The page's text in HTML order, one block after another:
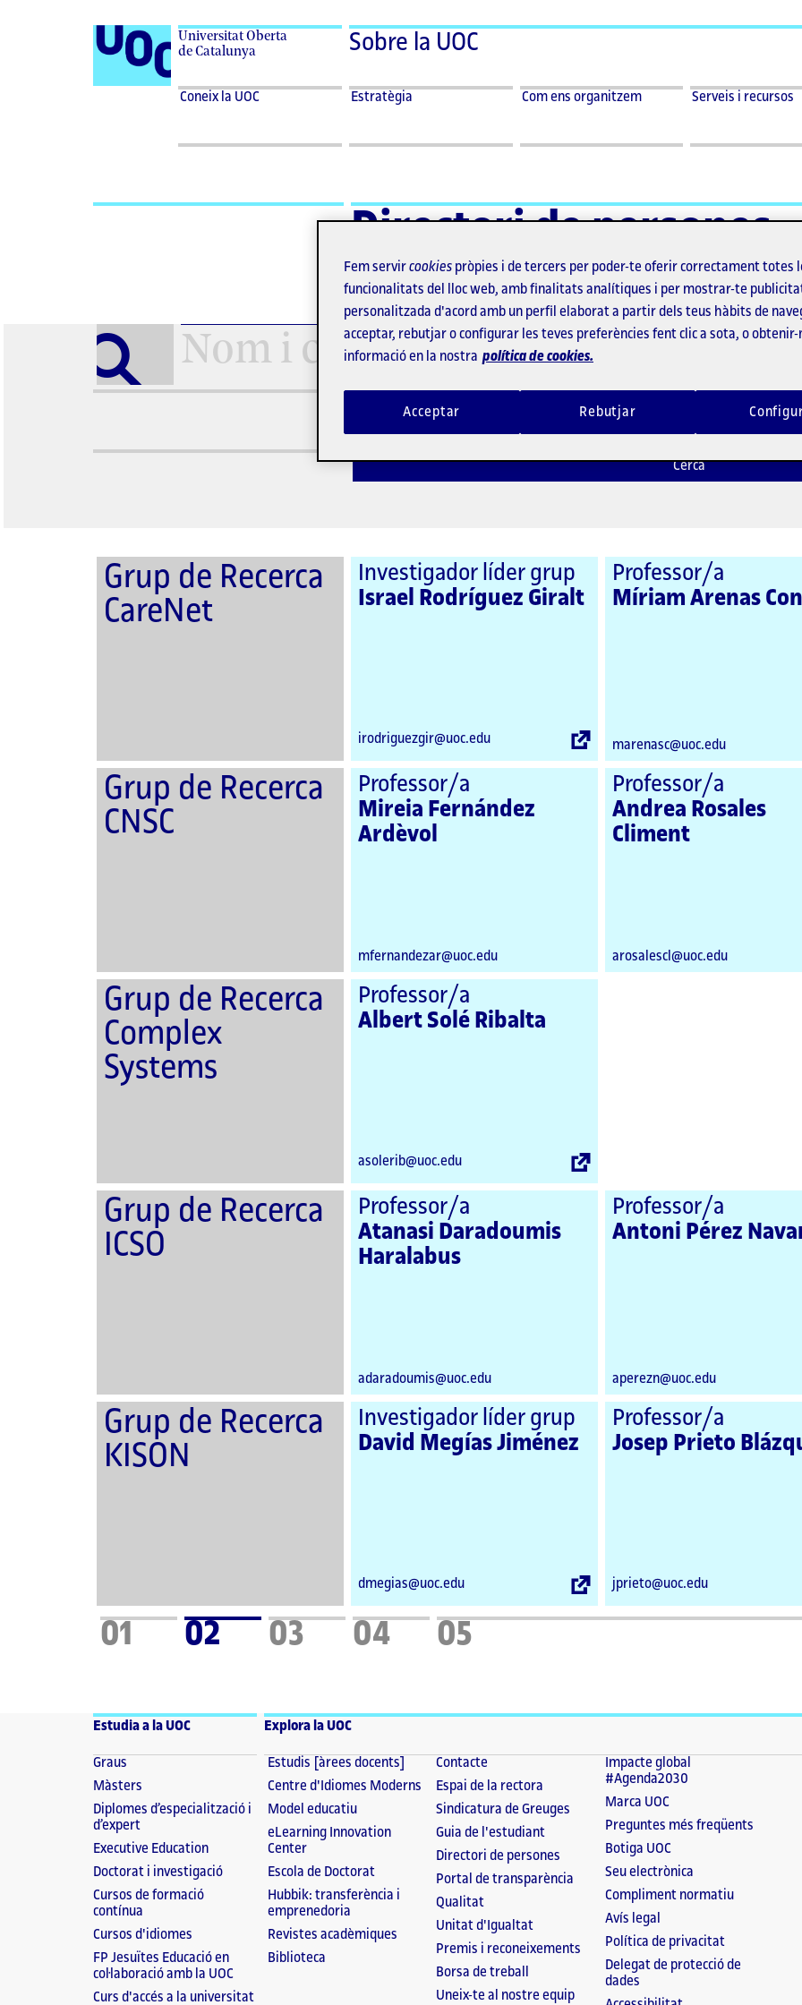
Universitat Oberta
de Catalunya
Sobre la UOC
Coneix
Desplegar
la
Coneix la UOC Estratègia
Desplegar
Estratègia
Com ens
Desplegar
ens
Com ens organitzem
Serveis i
Desplegar
i
Serveis i recursos
Directori de persones
Tota la UOC
Tota la UOC
Òrgans de govern Cerca
Grup de Recerca
CareNet
Investigador líder grup
Israel Rodríguez Giralt
irodriguezgir@uoc.edu
Enllaç
extern
Professor/a
Míriam Arenas
marenasc@uoc.edu
Grup de Recerca
CNSC
Professor/a
Mireia Fernández
Ardèvol
mfernandezar@uoc.edu
Professor/a
Andrea Rosales
Climent
arosalescl@uoc.edu
Grup de Recerca
Complex
Systems
Professor/a
Albert Solé Ribalta
asolerib@uoc.edu
Enllaç
Grup de Recerca
ICSO
Professor/a
Atanasi Daradoumis
Haralabus
adaradoumis@uoc.edu
Professor/a
Antoni Pérez
aperezn@uoc.edu
Grup de Recerca
KISON
Investigador líder grup
David Megías Jiménez
dmegias@uoc.edu
Enllaç
Professor/a
Josep Prieto
jprieto@uoc.edu
01 02 03 04 05
Estudia a la UOC
Graus
Màsters
Diplomes d’especialització i
d’expert
Executive Education
Doctorat i investigació
Cursos de formació
contínua
Cursos d'idiomes
FP Jesuïtes Educació en
col·laboració amb la UOC
Curs d'accés a la universitat
Explora la UOC
Estudis [àrees docents]
Centre d'Idiomes Moderns
Model educatiu
eLearning Innovation
Center
Escola de Doctorat
Hubbik: transferència i
emprenedoria
Revistes acadèmiques
Biblioteca
Contacte
Espai de la rectora
Sindicatura de Greuges
Guia de l'estudiant
Directori de persones
Portal de transparència
Qualitat
Unitat d'Igualtat
Premis i reconeixements
Borsa de treball
Uneix-te al nostre equip
Impacte global
#Agenda2030
Marca UOC
Preguntes més freqüents
Botiga UOC
Seu electrònica
Compliment normatiu
Avís legal
Política de privacitat
Delegat de protecció de
dades
Fem servircookies pròpies i de tercers per poder-te oferir correctament totes
funcionalitats del lloc web, amb finalitats analítiques i per mostrar-te
personalitzada d'acord amb un perfil elaborat a partir dels teus hàbits de
acceptar, rebutjar o configurar les teves preferències fent clic a sota, o obtenir-
informació en la nostra política de cookies.
Rebutjar
Acceptar